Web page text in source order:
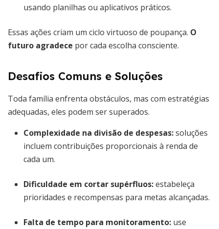
usando planilhas ou aplicativos práticos.
Essas ações criam um ciclo virtuoso de poupança. O
futuro agradece por cada escolha consciente.
Desafios Comuns e Soluções
Toda família enfrenta obstáculos, mas com estratégias
adequadas, eles podem ser superados.
Complexidade na divisão de despesas:soluções
incluem contribuições proporcionais à renda de
cada um.
Dificuldade em cortar supérfluos:estabeleça
prioridades e recompensas para metas alcançadas.
Falta de tempo para monitoramento: use